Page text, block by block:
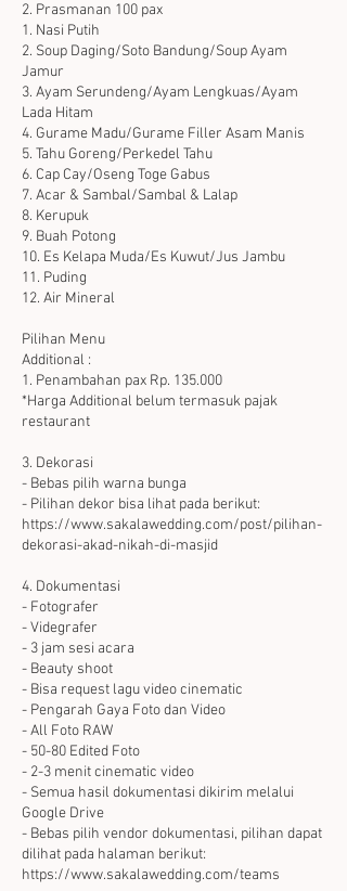
2. Prasmanan 100 pax
1. Nasi Putih
2. Soup Daging/Soto Bandung/Soup Ayam
Jamur
3. Ayam Serundeng/Ayam Lengkuas/Ayam
Lada Hitam
4. Gurame Madu/Gurame Filler Asam Manis
5. Tahu Goreng/Perkedel Tahu
6. Cap Cay/Oseng Toge Gabus
7. Acar & Sambal/Sambal & Lalap
8. Kerupuk
9. Buah Potong
10. Es Kelapa Muda/Es Kuwut/Jus Jambu
11. Puding
12. Air Mineral
Pilihan Menu
Additional :
1. Penambahan pax Rp. 135.000
*Harga Additional belum termasuk pajak
restaurant
3. Dekorasi
- Bebas pilih warna bunga
- Pilihan dekor bisa lihat pada berikut:
https://www.sakalawedding.com/post/pilihan-
dekorasi-akad-nikah-di-masjid
4. Dokumentasi
- Fotografer
- Videgrafer
- 3 jam sesi acara
- Beauty shoot
- Bisa request lagu video cinematic
- Pengarah Gaya Foto dan Video
- All Foto RAW
- 50-80 Edited Foto
- 2-3 menit cinematic video
- Semua hasil dokumentasi dikirim melalui
Google Drive
- Bebas pilih vendor dokumentasi, pilihan dapat
dilihat pada halaman berikut:
https://www.sakalawedding.com/teams